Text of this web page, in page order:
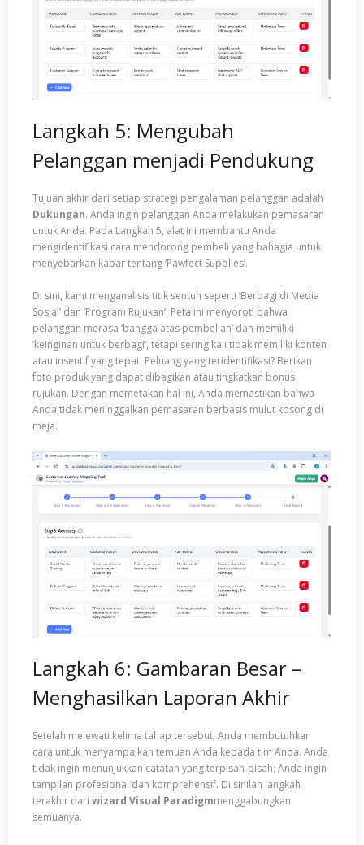
Langkah 5: Mengubah
Pelanggan menjadi Pendukung
Tujuan akhir dari setiap strategi pengalaman pelanggan adalah
Dukungan. Anda ingin pelanggan Anda melakukan pemasaran
untuk Anda. Pada Langkah 5, alat ini membantu Anda
mengidentifikasi cara mendorong pembeli yang bahagia untuk
menyebarkan kabar tentang ‘Pawfect Supplies’.
Di sini, kami menganalisis titik sentuh seperti ‘Berbagi di Media
Sosial’ dan ‘Program Rujukan’. Peta ini menyoroti bahwa
pelanggan merasa ‘bangga atas pembelian’ dan memiliki
‘keinginan untuk berbagi’, tetapi sering kali tidak memiliki konten
atau insentif yang tepat. Peluang yang teridentifikasi? Berikan
foto produk yang dapat dibagikan atau tingkatkan bonus
rujukan. Dengan memetakan hal ini, Anda memastikan bahwa
Anda tidak meninggalkan pemasaran berbasis mulut kosong di
meja.
Langkah 6: Gambaran Besar –
Menghasilkan Laporan Akhir
Setelah melewati kelima tahap tersebut, Anda membutuhkan
cara untuk menyampaikan temuan Anda kepada tim Anda. Anda
tidak ingin menunjukkan catatan yang terpisah-pisah; Anda ingin
tampilan profesional dan komprehensif. Di sinilah langkah
terakhir dari wizard Visual Paradigmmenggabungkan
semuanya.